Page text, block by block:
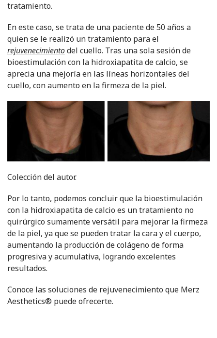
tratamiento.
En este caso, se trata de una paciente de 50 años a
quien se le realizó un tratamiento para el
rejuvenecimientodel cuello. Tras una sola sesión de
bioestimulación con la hidroxiapatita de calcio, se
aprecia una mejoría en las líneas horizontales del
cuello, con aumento en la firmeza de la piel.
Colección del autor.
Por lo tanto, podemos concluir que la bioestimulación
con la hidroxiapatita de calcio es un tratamiento no
quirúrgico sumamente versátil para mejorar la firmeza
de la piel, ya que se pueden tratar la cara y el cuerpo,
aumentando la producción de colágeno de forma
progresiva y acumulativa, logrando excelentes
resultados.
Conoce las soluciones de rejuvenecimiento que Merz
Aesthetics® puede ofrecerte.